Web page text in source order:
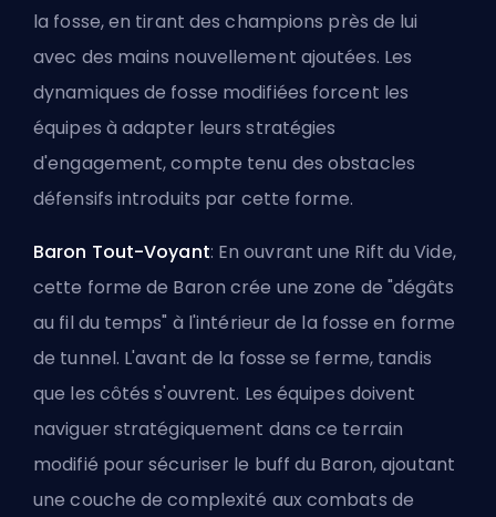
la fosse, en tirant des champions près de lui
avec des mains nouvellement ajoutées. Les
dynamiques de fosse modifiées forcent les
équipes à adapter leurs stratégies
d'engagement, compte tenu des obstacles
défensifs introduits par cette forme.
Baron Tout-Voyant: En ouvrant une Rift du Vide,
cette forme de Baron crée une zone de "dégâts
au fil du temps" à l'intérieur de la fosse en forme
de tunnel. L'avant de la fosse se ferme, tandis
que les côtés s'ouvrent. Les équipes doivent
naviguer stratégiquement dans ce terrain
modifié pour sécuriser le buff du Baron, ajoutant
une couche de complexité aux combats de